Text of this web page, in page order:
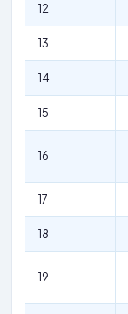
12
13
14
15
16
17
18
19